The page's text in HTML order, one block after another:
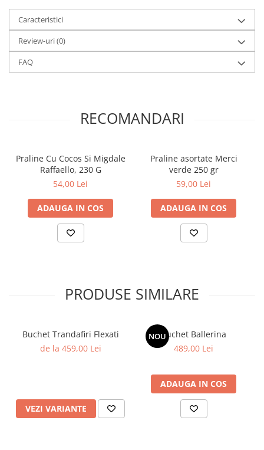
Caracteristici
Review-uri(0)
FAQ
RECOMANDARI
Praline Cu Cocos Si Migdale
Raffaello, 230 G
54,00 Lei
ADAUGA IN COS
Praline asortate Merci
verde 250 gr
59,00 Lei
ADAUGA IN COS
PRODUSE SIMILARE
Buchet Trandafiri Flexati
de la 459,00 Lei
VEZI VARIANTE
NOUBuchet Ballerina
489,00 Lei
ADAUGA IN COS